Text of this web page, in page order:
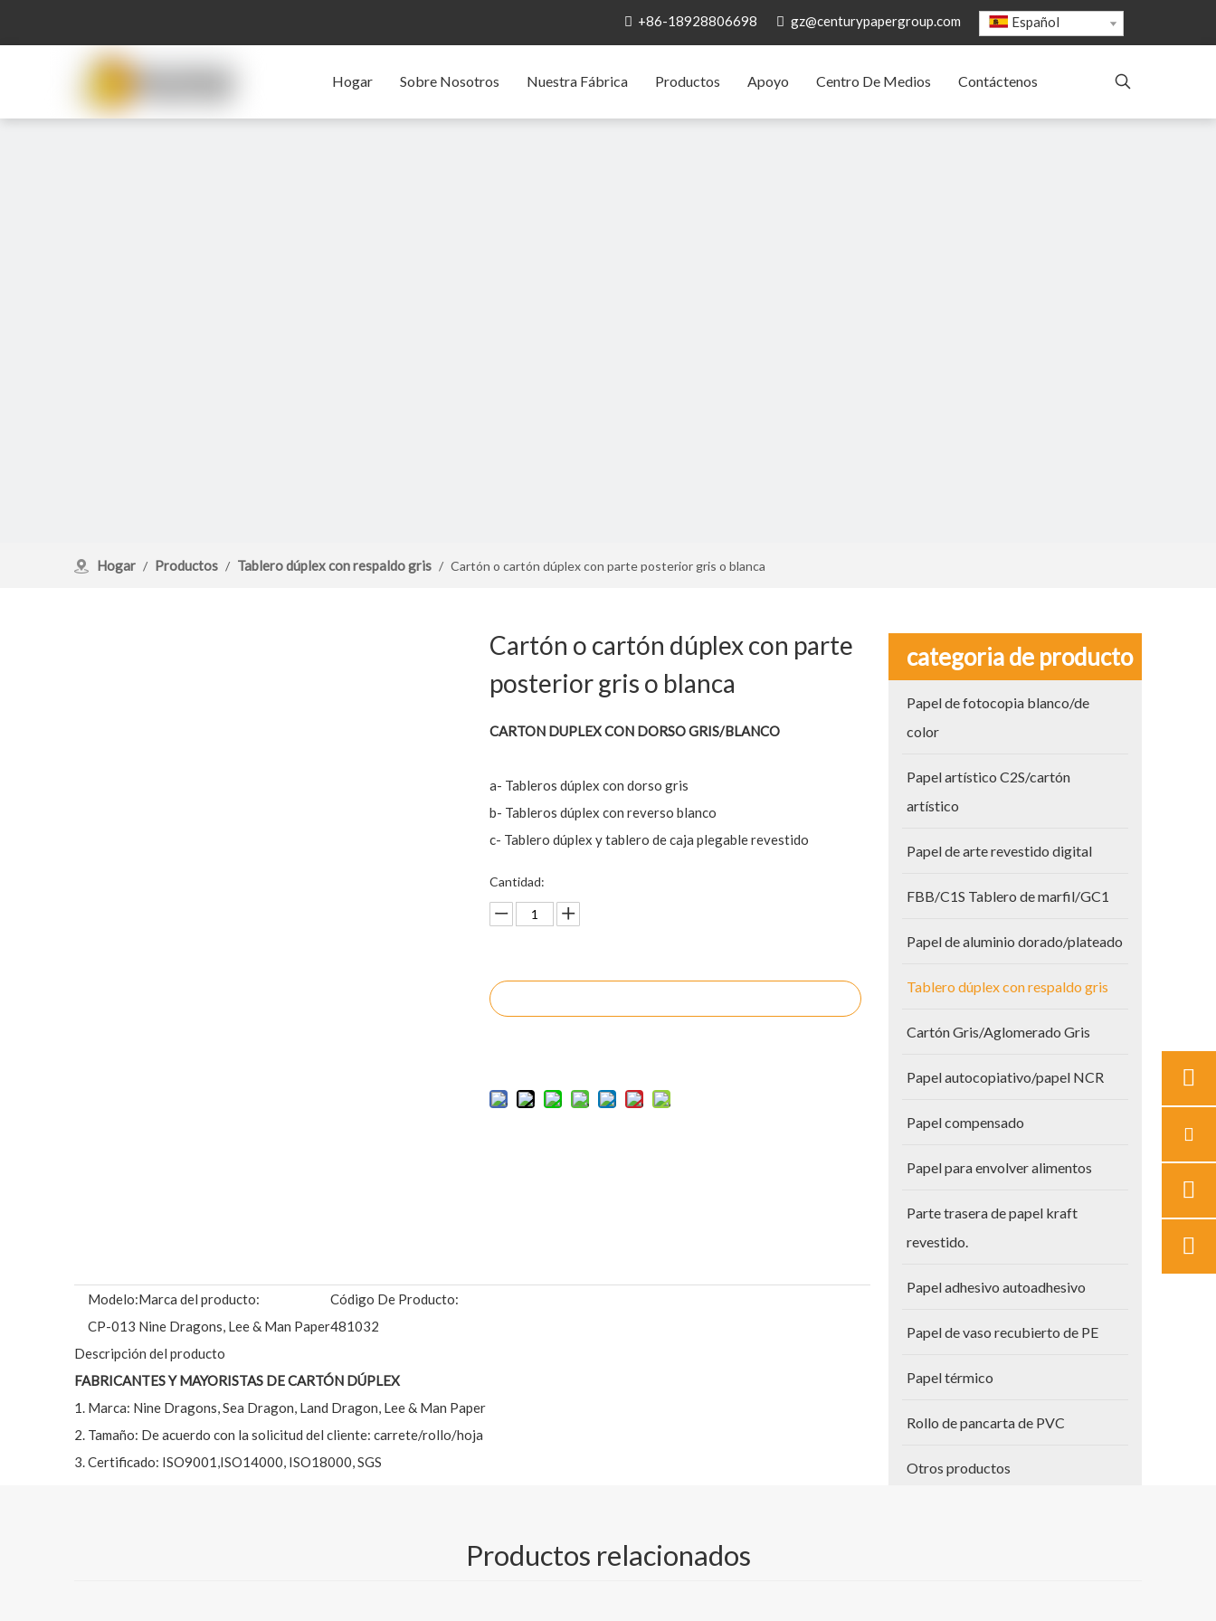
 +86-18928806698  gz@centurypapergroup.com Español
Hogar Sobre Nosotros Nuestra Fábrica Productos Apoyo Centro De Medios Contáctenos
Hogar / Productos / Tablero dúplex con respaldo gris / Cartón o cartón dúplex con parte posterior gris o blanca
Cartón o cartón dúplex con parte
posterior gris o blanca
CARTON DUPLEX CON DORSO GRIS/BLANCO
a- Tableros dúplex con dorso gris
b- Tableros dúplex con reverso blanco
c- Tablero dúplex y tablero de caja plegable revestido
Cantidad:
Modelo:
CP-013
Marca del producto:
Nine Dragons, Lee & Man Paper
Código De Producto:
481032
Descripción del producto
FABRICANTES Y MAYORISTAS DE CARTÓN DÚPLEX
1. Marca: Nine Dragons, Sea Dragon, Land Dragon, Lee & Man Paper
2. Tamaño: De acuerdo con la solicitud del cliente: carrete/rollo/hoja
3. Certificado: ISO9001,ISO14000, ISO18000, SGS
Papel dúplex estucado de alta calidad / Cartón dúplex con reverso gris / Cartón dúplex con reverso blanco
categoria de producto
Papel de fotocopia blanco/de
color
Papel artístico C2S/cartón
artístico
Papel de arte revestido digital
FBB/C1S Tablero de marfil/GC1
Papel de aluminio dorado/plateado
Tablero dúplex con respaldo gris
Cartón Gris/Aglomerado Gris
Papel autocopiativo/papel NCR
Papel compensado
Papel para envolver alimentos
Parte trasera de papel kraft
revestido.
Papel adhesivo autoadhesivo
Papel de vaso recubierto de PE
Papel térmico
Rollo de pancarta de PVC
Otros productos
Productos relacionados